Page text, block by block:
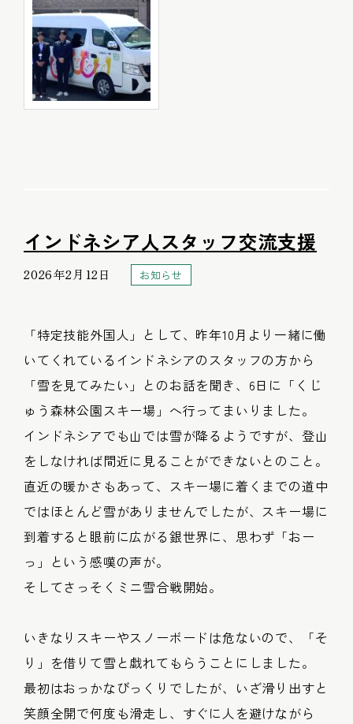
インドネシア人スタッフ交流支援
2026年2月12日 お知らせ
「特定技能外国人」として、昨年10月より一緒に働
いてくれているインドネシアのスタッフの方から
「雪を見てみたい」とのお話を聞き、6日に「くじ
ゅう森林公園スキー場」へ行ってまいりました。
インドネシアでも山では雪が降るようですが、登山
をしなければ間近に見ることができないとのこと。
直近の暖かさもあって、スキー場に着くまでの道中
ではほとんど雪がありませんでしたが、スキー場に
到着すると眼前に広がる銀世界に、思わず「おー
っ」という感嘆の声が。
そしてさっそくミニ雪合戦開始。
いきなりスキーやスノーボードは危ないので、「そ
り」を借りて雪と戯れてもらうことにしました。
最初はおっかなびっくりでしたが、いざ滑り出すと
笑顔全開で何度も滑走し、すぐに人を避けながら